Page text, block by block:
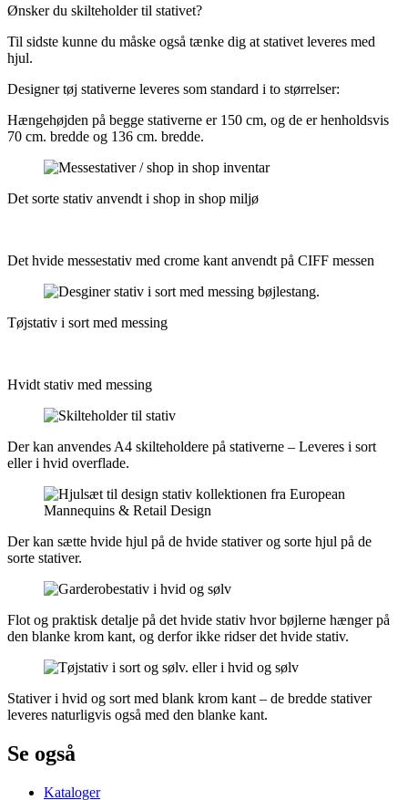
Ønsker du skilteholder til stativet?
Til sidste kunne du måske også tænke dig at stativet leveres med
hjul.
Designer tøj stativerne leveres som standard i to størrelser:
Hængehøjden på begge stativerne er 150 cm, og de er henholdsvis
70 cm. bredde og 136 cm. bredde.
Det sorte stativ anvendt i shop in shop miljø
Det hvide messestativ med crome kant anvendt på CIFF messen
Tøjstativ i sort med messing
Hvidt stativ med messing
Der kan anvendes A4 skilteholdere på stativerne – Leveres i sort
eller i hvid overflade.
Der kan sætte hvide hjul på de hvide stativer og sorte hjul på de
sorte stativer.
Flot og praktisk detalje på det hvide stativ hvor bøjlerne hænger på
den blanke krom kant, og derfor ikke ridser det hvide stativ.
Stativer i hvid og sort med blank krom kant – de bredde stativer
leveres naturligvis også med den blanke kant.
Se også
Kataloger